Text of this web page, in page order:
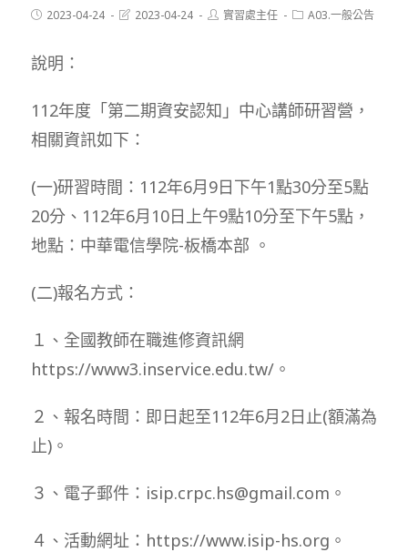
Post2023-04-24
Post2023-04-24
Post實習處主任
PostA03.一般公告
說明：
112年度「第二期資安認知」中心講師研習營，
相關資訊如下：
(一)研習時間：112年6月9日下午1點30分至5點
20分、112年6月10日上午9點10分至下午5點，
地點：中華電信學院-板橋本部 。
(二)報名方式：
１、全國教師在職進修資訊網
https://www3.inservice.edu.tw/。
２、報名時間：即日起至112年6月2日止(額滿為
止)。
３、電子郵件：isip.crpc.hs@gmail.com。
４、活動網址：https://www.isip-hs.org。